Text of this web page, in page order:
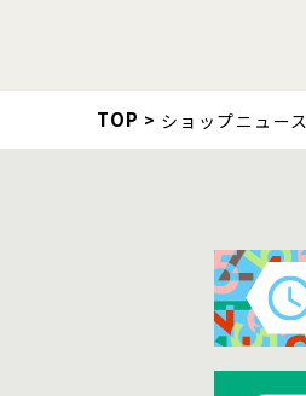
TOP ショップニュース